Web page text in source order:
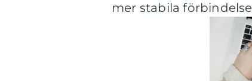
mer stabila